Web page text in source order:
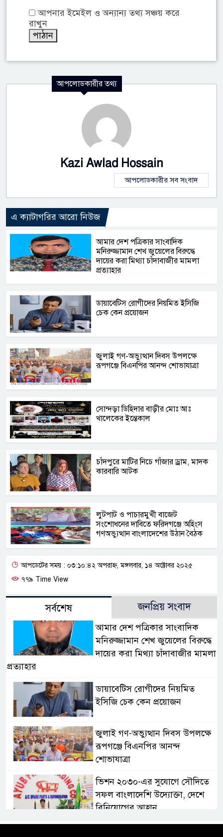
আপনার ইমেইল ও অন্যান্য তথ্য সঞ্চয় করে
রাখুন
আপলোডকারীর তথ্য
Kazi Awlad Hossain
আপলোডকারীর সব সংবাদ
এ ক্যাটাগরির আরো নিউজ
আমার দেশ পত্রিকার সাংবাদিক
মনিরুজ্জামান শেখ জুয়েলের বিরুদ্ধে
দায়ের করা মিথ্যা চাঁদাবাজীর মামলা
প্রত্যাহার
ডায়াবেটিস রোগীদের নিয়মিত ইসিজি
চেক কেন প্রয়োজন
জুলাই গণ-অভ্যুত্থান দিবস উপলক্ষে
রূপগঞ্জে বিএনপির আনন্দ শোভাযাত্রা
সোন্দড়া ডিহিদার বাড়ীর মোঃ আঃ
খালেকের ইন্তেকাল
চাঁদপুরে মাটির নিচে গাঁজার ড্রাম, মাদক
কারবারি আটক
লুটপাট ও পাচারমুখী বাজেট
সংশোধনের দাবিতে ফরিদগঞ্জে অহিংস
গণঅভ্যুত্থান বাংলাদেশের উঠান বৈঠক
আপডেটের সময় : ০৩:১০:৪২ অপরাহ্ন, মঙ্গলবার, ১৪ অক্টোবর ২০২৫
৭৭৯ Time View
সর্বশেষ জনপ্রিয় সংবাদ
আমার দেশ পত্রিকার সাংবাদিক
মনিরুজ্জামান শেখ জুয়েলের বিরুদ্ধে
দায়ের করা মিথ্যা চাঁদাবাজীর মামলা
প্রত্যাহার
ডায়াবেটিস রোগীদের নিয়মিত
ইসিজি চেক কেন প্রয়োজন
জুলাই গণ-অভ্যুত্থান দিবস উপলক্ষে
রূপগঞ্জে বিএনপির আনন্দ
শোভাযাত্রা
ভিশন ২০৩০-এর সুযোগে সৌদিতে
সফল বাংলাদেশি উদ্যোক্তা, দেশে
বিনিয়োগের আহ্বান